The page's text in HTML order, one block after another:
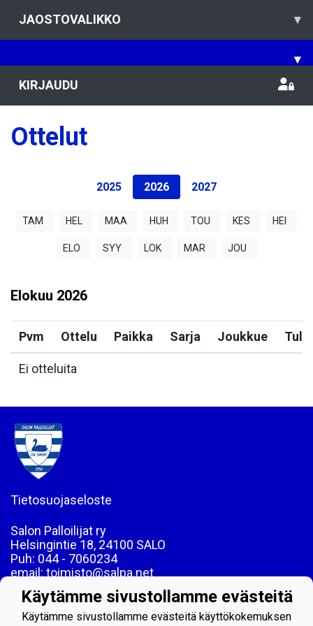
JAOSTOVALIKKO ▾
▾
KIRJAUDU
Ottelut
2025 2026 2027
TAM HEL MAA HUH TOU KES HEI
ELO SYY LOK MAR JOU
Elokuu 2026
Pvm Ottelu Paikka Sarja Joukkue
Ei otteluita
Tietosuojaseloste
Salon Palloilijat ry
Helsingintie 18, 24100 SALO
Puh: 044 - 7060234
email: toimisto@salpa.net
LY 0139538-2
Käytämme sivustollamme evästeitä
Käytämme sivustollamme evästeitä käyttökokemuksen